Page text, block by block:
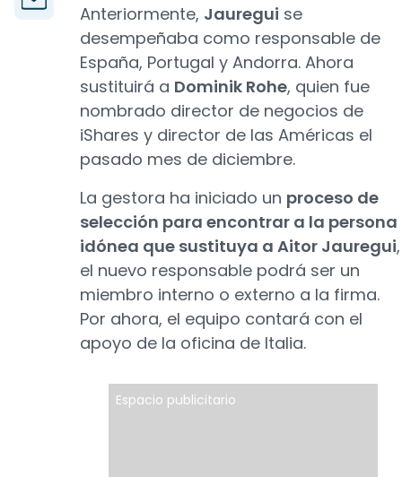
Anteriormente, Jauregui se
desempeñaba como responsable de
España, Portugal y Andorra. Ahora
sustituirá a Dominik Rohe, quien fue
nombrado director de negocios de
iShares y director de las Américas el
pasado mes de diciembre.
La gestora ha iniciado un proceso de
selección para encontrar a la persona
idónea que sustituya a Aitor Jauregui,
el nuevo responsable podrá ser un
miembro interno o externo a la firma.
Por ahora, el equipo contará con el
apoyo de la oficina de Italia.
Espacio publicitario